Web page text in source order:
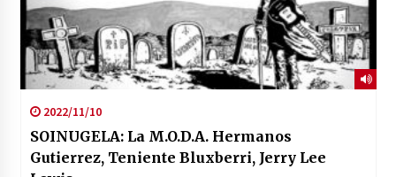
2022/11/10
SOINUGELA: La M.O.D.A. Hermanos
Gutierrez, Teniente Bluxberri, Jerry Lee